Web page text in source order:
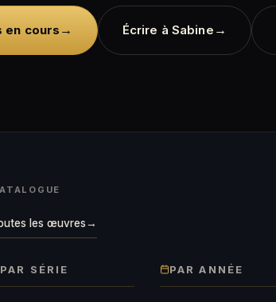
en cours → Écrire à Sabine →
les œuvres→
PAR SÉRIE PAR ANNÉE